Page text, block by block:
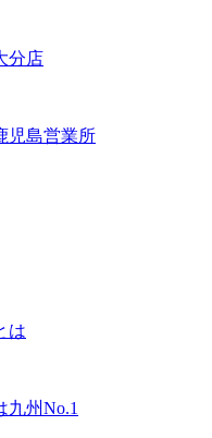
分店
児島営業所
は
九州No.1